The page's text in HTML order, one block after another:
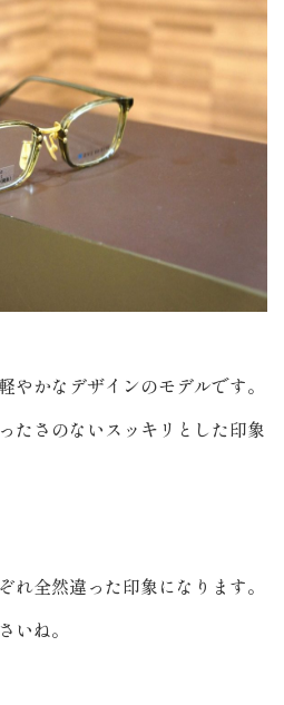
やかなデザインのモデルです。
たさのないスッキリとした印象
れ全然違った印象になります。
いね。